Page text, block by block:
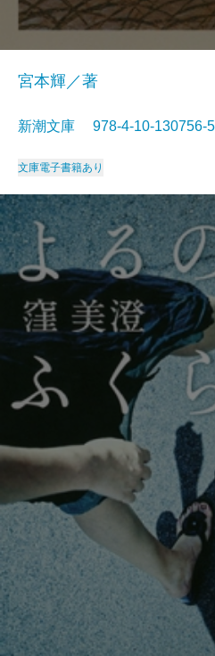
宮本輝／著
新潮文庫 978-4-10-
文庫電子書籍あり